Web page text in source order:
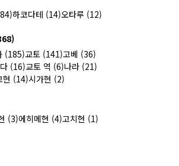
하코다테 (14)오타루 (12)
(185)교토 (141)고베 (36)
(16)교토 역 (6)나라 (21)
현 (14)시가현 (2)
(3)에히메현 (4)고치현 (1)